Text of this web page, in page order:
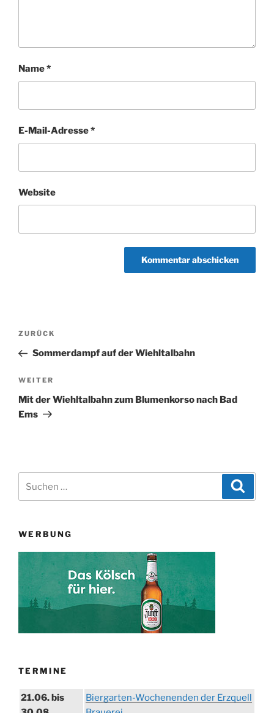
Name*
E-Mail-Adresse*
Website
Beitragsnavigation
Vorheriger
Beitrag
ZURÜCK
Sommerdampf auf der Wiehltalbahn
Nächster
Beitrag
WEITER
Mit der Wiehltalbahn zum Blumenkorso nach Bad
Ems
WERBUNG
TERMINE
21.06. bis
Biergarten-Wochenenden der Erzquell